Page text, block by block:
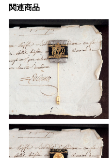
関連商品